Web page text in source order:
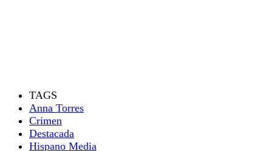
TAGS
Anna Torres
Crimen
Destacada
Hispano Media